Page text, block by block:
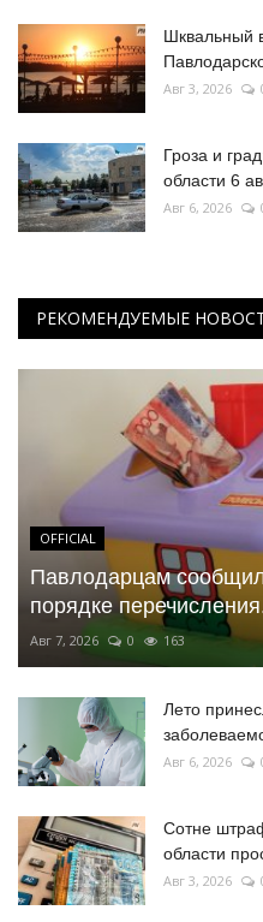
Шквальный
Авг 3, 2026
Гроза и
области 6
Авг 6, 2026
РЕКОМЕНДУЕМЫЕ
OFFICIAL
Павлодарцам
порядке
Авг 7, 2026 0 163
Лето
Авг 6, 2026
Сотне
области
Авг 3, 2026